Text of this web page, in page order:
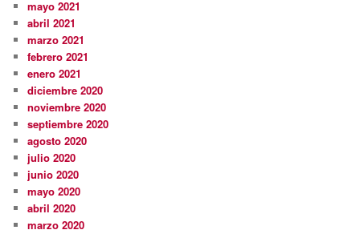
mayo 2021
abril 2021
marzo 2021
febrero 2021
enero 2021
diciembre 2020
noviembre 2020
septiembre 2020
agosto 2020
julio 2020
junio 2020
mayo 2020
abril 2020
marzo 2020